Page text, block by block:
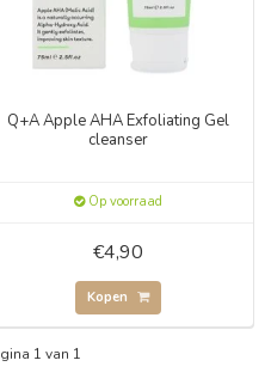
Q+A Apple AHA Exfoliating Gel
cleanser
Op voorraad
€4,90
Kopen
1 van 1